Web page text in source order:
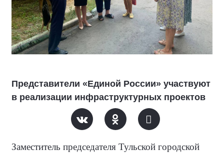
Представители «Единой России» участвуют
в реализации инфраструктурных проектов
Заместитель председателя Тульской городской